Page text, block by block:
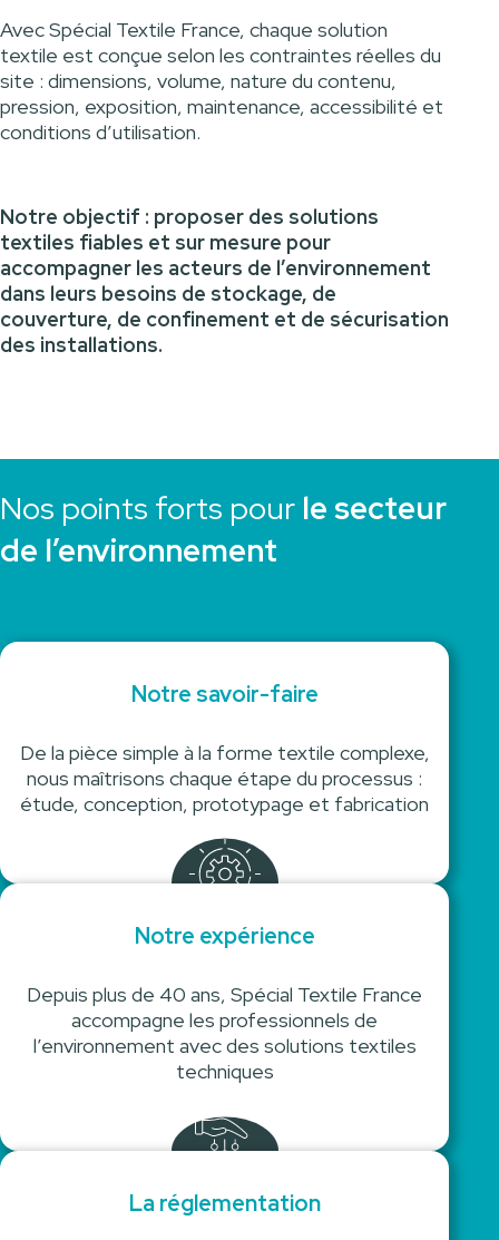
Avec Spécial Textile France, chaque solution
textile est conçue selon les contraintes réelles du
site : dimensions, volume, nature du contenu,
pression, exposition, maintenance, accessibilité et
conditions d’utilisation.
Notre objectif : proposer des solutions
textiles fiables et sur mesure pour
accompagner les acteurs de l’environnement
dans leurs besoins de stockage, de
couverture, de confinement et de sécurisation
des installations.
Nos points forts pour le secteur
de l’environnement
Notre savoir-faire
De la pièce simple à la forme textile complexe,
nous maîtrisons chaque étape du processus :
étude, conception, prototypage et fabrication
Notre expérience
Depuis plus de 40 ans, Spécial Textile France
accompagne les professionnels de
l’environnement avec des solutions textiles
techniques
La réglementation